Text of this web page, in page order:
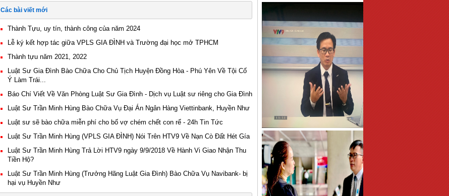
Các bài viết mới
Thành Tựu, uy tín, thành công của năm 2024
Lễ ký kết hợp tác giữa VPLS GIA ĐÌNH và Trường đại học mở TPHCM
Thành tựu năm 2021, 2022
Luật Sư Gia Đình Bào Chữa Cho Chủ Tịch Huyện Đồng Hòa - Phú Yên Về Tội Cố
Ý Làm Trái...
Báo Chí Viết Về Văn Phòng Luật Sư Gia Đình - Dịch vụ Luật sư riêng cho Gia Đình
Luật Sư Trần Minh Hùng Bào Chữa Vụ Đại Án Ngân Hàng Viettinbank, Huyền Như
Luật sư sẽ bào chữa miễn phí cho bố vợ chém chết con rể - 24h Tin Tức
Luật Sư Trần Minh Hùng (VPLS GIA ĐÌNH) Nói Trên HTV9 Về Nạn Cò Đất Hét Gía
Luật Sư Trần Minh Hùng Trả Lời HTV9 ngày 9/9/2018 Về Hành Vi Giao Nhận Thu
Tiền Hộ?
Luật Sư Trần Minh Hùng (Trưởng Hãng Luật Gia Đình) Bào Chữa Vụ Navibank- bị
hại vụ Huyền Như